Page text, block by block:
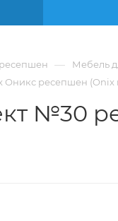
— Мебель
ресепшен (Onix
№30